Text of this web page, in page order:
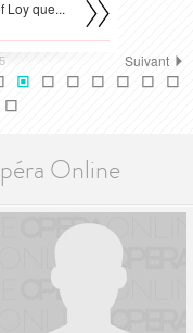
Loy que...
Suivant
Online